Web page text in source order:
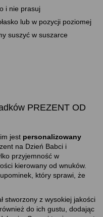
i nie prasuj
lub w pozycji poziomej
suszyć w suszarce
PREZENT OD
jest personalizowany
na Dzień Babci i
przyjemność w
kierowany od wnuków.
który sprawi, że
stworzony z wysokiej jakości
do ich gustu, dodając